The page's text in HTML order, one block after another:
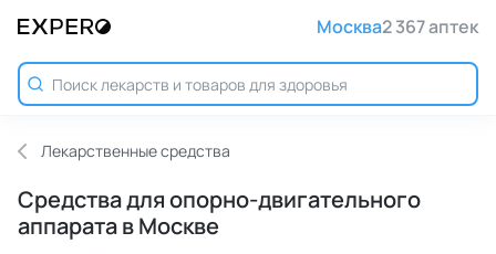
Москва2 367 аптек
Лекарственные средства
Средства для опорно-двигательного
аппарата в Москве